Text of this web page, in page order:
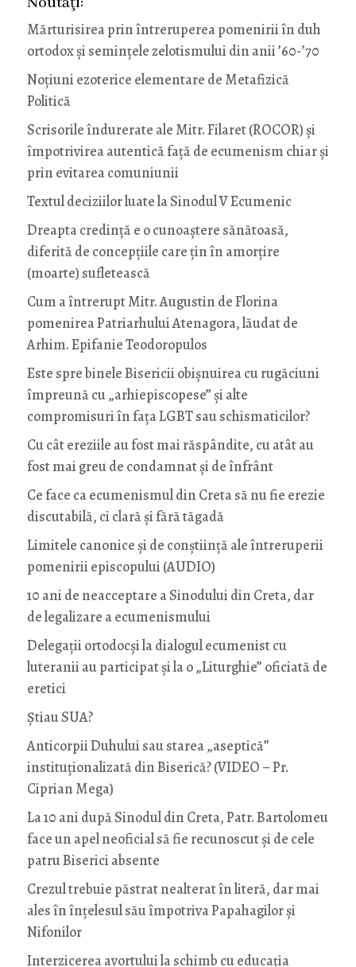
Mărturisirea prin întreruperea pomenirii în duh
ortodox și semințele zelotismului din anii ’60-’70
Noţiuni ezoterice elementare de Metafizică
Politică
Scrisorile îndurerate ale Mitr. Filaret (ROCOR) și
împotrivirea autentică față de ecumenism chiar și
prin evitarea comuniunii
Textul deciziilor luate la Sinodul V Ecumenic
Dreapta credință e o cunoaștere sănătoasă,
diferită de concepțiile care țin în amorțire
(moarte) sufletească
Cum a întrerupt Mitr. Augustin de Florina
pomenirea Patriarhului Atenagora, lăudat de
Arhim. Epifanie Teodoropulos
Este spre binele Bisericii obișnuirea cu rugăciuni
împreună cu „arhiepiscopese” și alte
compromisuri în fața LGBT sau schismaticilor?
Cu cât ereziile au fost mai răspândite, cu atât au
fost mai greu de condamnat și de înfrânt
Ce face ca ecumenismul din Creta să nu fie erezie
discutabilă, ci clară și fără tăgadă
Limitele canonice și de conștiință ale întreruperii
pomenirii episcopului (AUDIO)
10 ani de neacceptare a Sinodului din Creta, dar
de legalizare a ecumenismului
Delegații ortodocși la dialogul ecumenist cu
luteranii au participat și la o „Liturghie” oficiată de
eretici
Știau SUA?
Anticorpii Duhului sau starea „aseptică”
instituționalizată din Biserică? (VIDEO – Pr.
Ciprian Mega)
La 10 ani după Sinodul din Creta, Patr. Bartolomeu
face un apel neoficial să fie recunoscut și de cele
patru Biserici absente
Crezul trebuie păstrat nealterat în literă, dar mai
ales în înțelesul său împotriva Papahagilor și
Nifonilor
Interzicerea avortului la schimb cu educaţia